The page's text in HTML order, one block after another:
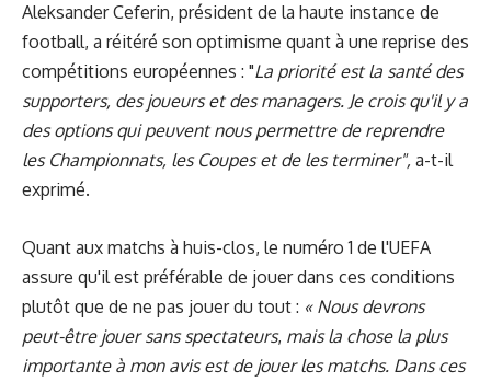
Aleksander Ceferin, président de la haute instance de
football, a réitéré son optimisme quant à une reprise des
compétitions européennes : "La priorité est la santé des
supporters, des joueurs et des managers. Je crois qu'il y a
des options qui peuvent nous permettre de reprendre
les Championnats, les Coupes et de les terminer", a-t-il
exprimé.
Quant aux matchs à huis-clos, le numéro 1 de l'UEFA
assure qu'il est préférable de jouer dans ces conditions
plutôt que de ne pas jouer du tout : « Nous devrons
peut-être jouer sans spectateurs, mais la chose la plus
importante à mon avis est de jouer les matchs. Dans ces